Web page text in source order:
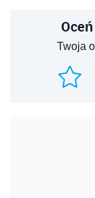
Twoja